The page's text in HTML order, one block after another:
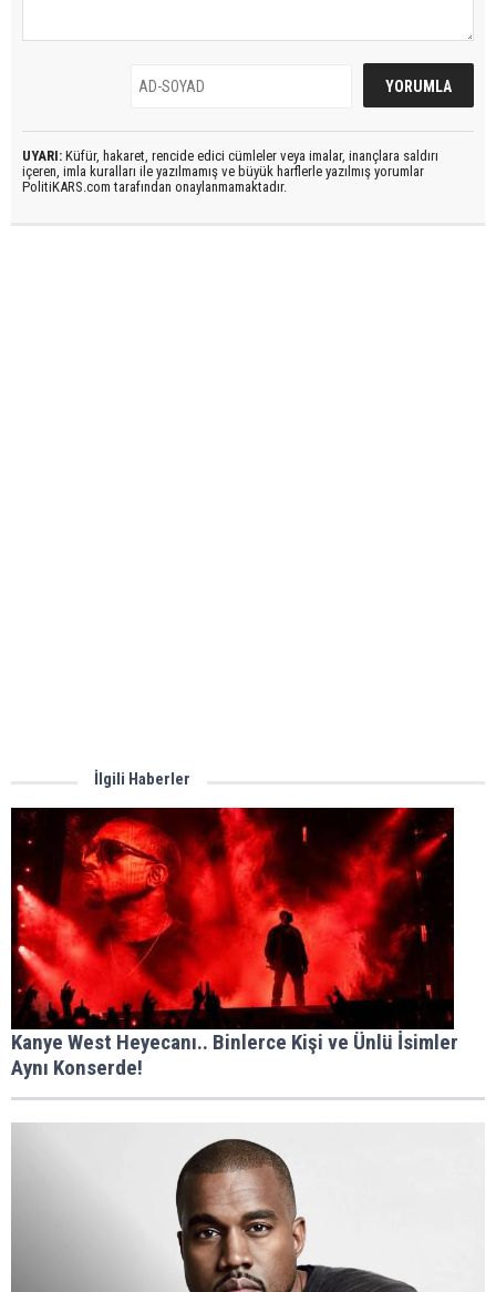
UYARI: Küfür, hakaret, rencide edici cümleler veya imalar, inançlara saldırı
içeren, imla kuralları ile yazılmamış ve büyük harflerle yazılmış yorumlar
PolitiKARS.com tarafından onaylanmamaktadır.
İlgili Haberler
Kanye West Heyecanı.. Binlerce Kişi ve Ünlü İsimler
Aynı Konserde!